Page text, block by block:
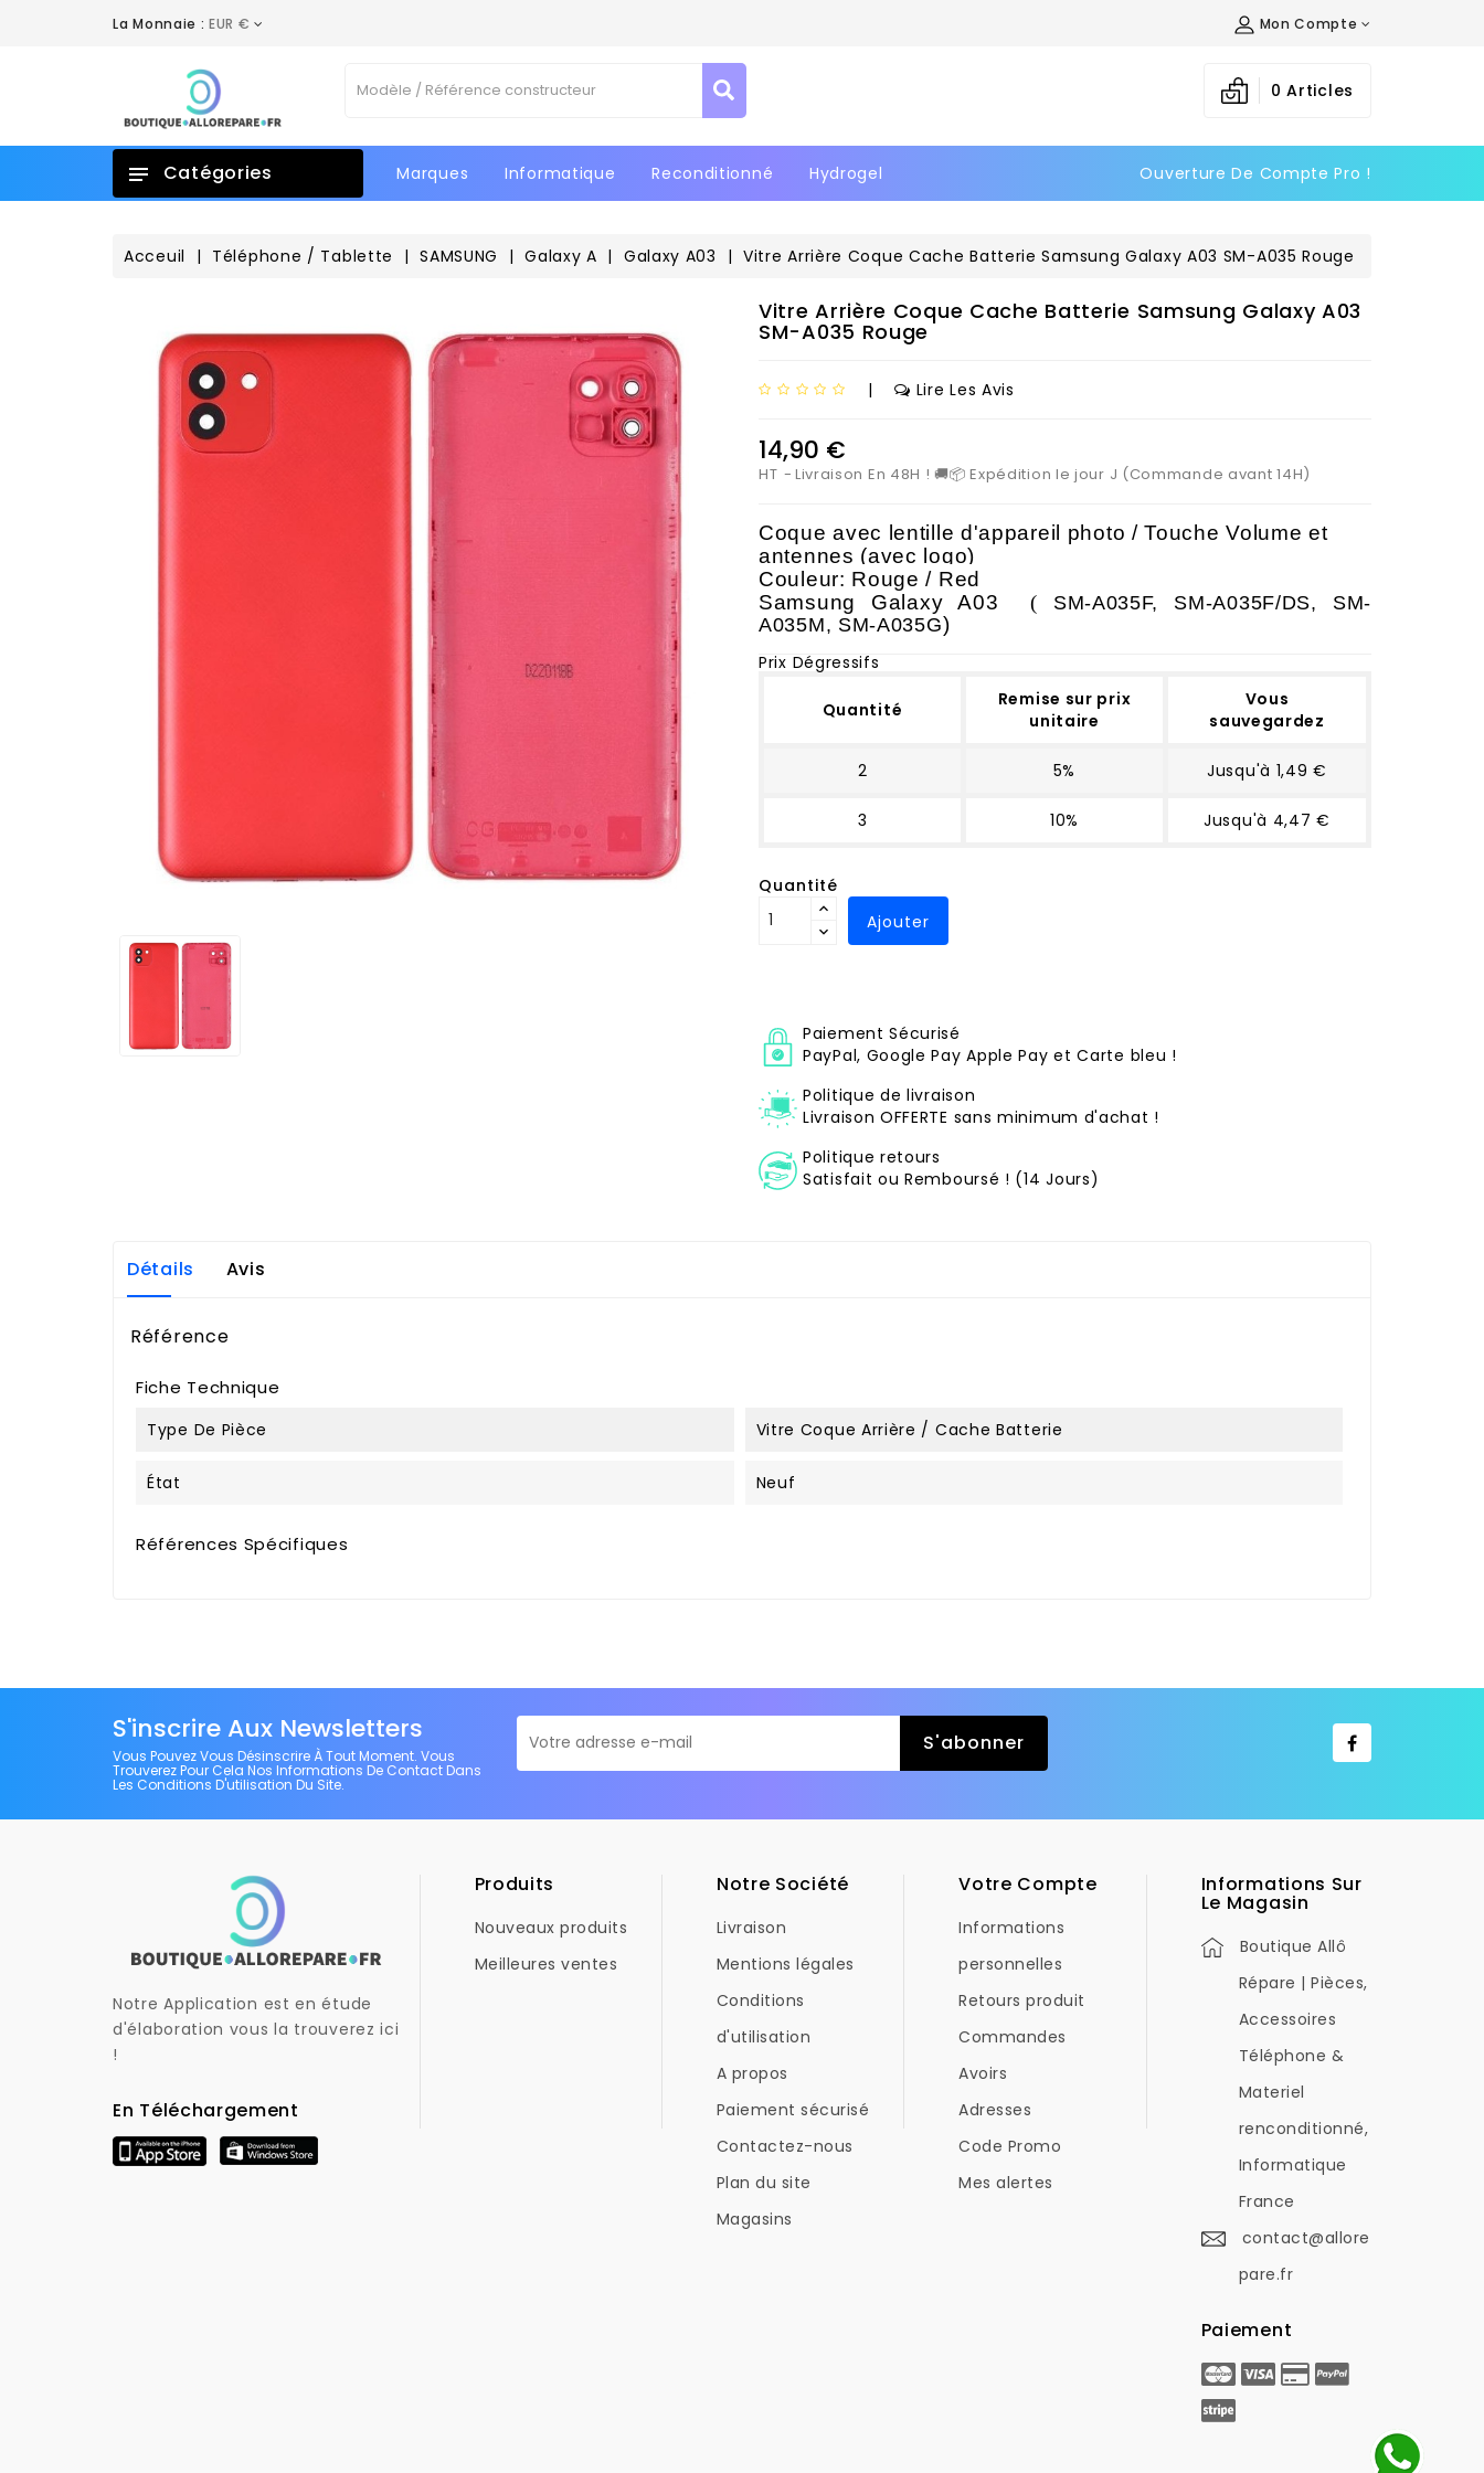
Ajouter à ma liste d'envies
Créer une liste d'envies
Annuler Créer une liste d'envies
Vous devez être connecté pour ajouter des produits à votre liste
d'envies.
La Monnaie : EUR € Mon Compte
0 Articles
Catégories Marques Informatique Reconditionné Hydrogel Ouverture De Compte Pro !
Acceuil Téléphone / Tablette SAMSUNG Galaxy A Galaxy A03 Vitre Arrière Coque Cache Batterie Samsung Galaxy A03 SM-A035 Rouge
Vitre Arrière Coque Cache Batterie Samsung Galaxy A03
SM-A035 Rouge
| Lire Les Avis
14,90 €
HT Livraison En 48H ! 🚚📦 Expédition le jour J (Commande avant 14H)
Coque avec lentille d'appareil photo / Touche Volume et
antennes (avec logo)
Couleur: Rouge / Red
Samsung Galaxy A03
( SM-A035F, SM-A035F/DS, SM-
A035M, SM-A035G)
Prix Dégressifs
Quantité
Remise sur prix
unitaire
Vous
sauvegardez
2 5% Jusqu'à 1,49 €
3 10% Jusqu'à 4,47 €
Quantité
Ajouter
Paiement Sécurisé
PayPal, Google Pay Apple Pay et Carte bleu !
Politique de livraison
Livraison OFFERTE sans minimum d'achat !
Politique retours
Satisfait ou Remboursé ! (14 Jours)
Détails Avis
Référence
Fiche Technique
Type De Pièce Vitre Coque Arrière / Cache Batterie
État Neuf
Références Spécifiques
S'inscrire Aux Newsletters
Vous Pouvez Vous Désinscrire À Tout Moment. Vous
Trouverez Pour Cela Nos Informations De Contact Dans
Les Conditions D'utilisation Du Site.
Notre Application est en étude
d'élaboration vous la trouverez ici
!
En Téléchargement
Produits
Nouveaux produits
Meilleures ventes
Notre Société
Livraison
Mentions légales
Conditions
d'utilisation
A propos
Paiement sécurisé
Contactez-nous
Plan du site
Magasins
Votre Compte
Informations
personnelles
Retours produit
Commandes
Avoirs
Adresses
Code Promo
Mes alertes
Informations Sur
Le Magasin
Boutique Allô
Répare | Pièces,
Accessoires
Téléphone &
Materiel
renconditionné,
Informatique
France
contact@allore
pare.fr
Paiement